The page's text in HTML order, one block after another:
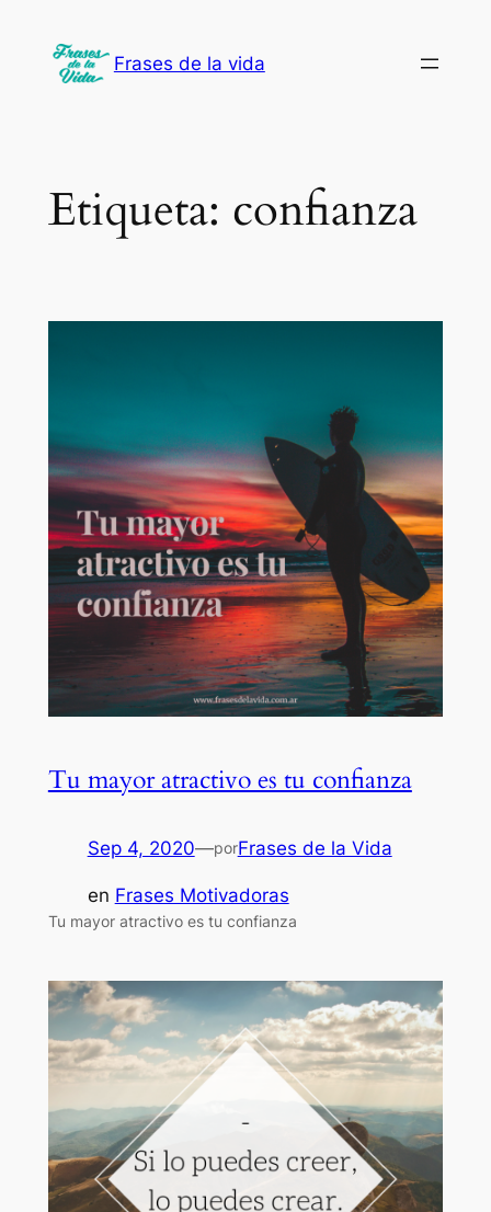
contenido
Frases de la vida
Etiqueta: confianza
Tu mayor atractivo es tu confianza
Sep 4, 2020—porFrases de la Vida
en Frases Motivadoras
Tu mayor atractivo es tu confianza